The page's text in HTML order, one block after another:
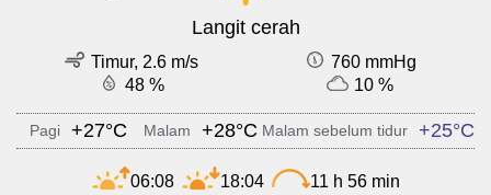
Langit cerah
Timur, 2.6 m/s
760 mmHg
48 %
10 %
Pagi +27°C Malam +28°C Malam sebelum tidur +25°C
06:08 18:04 11 h 56 min